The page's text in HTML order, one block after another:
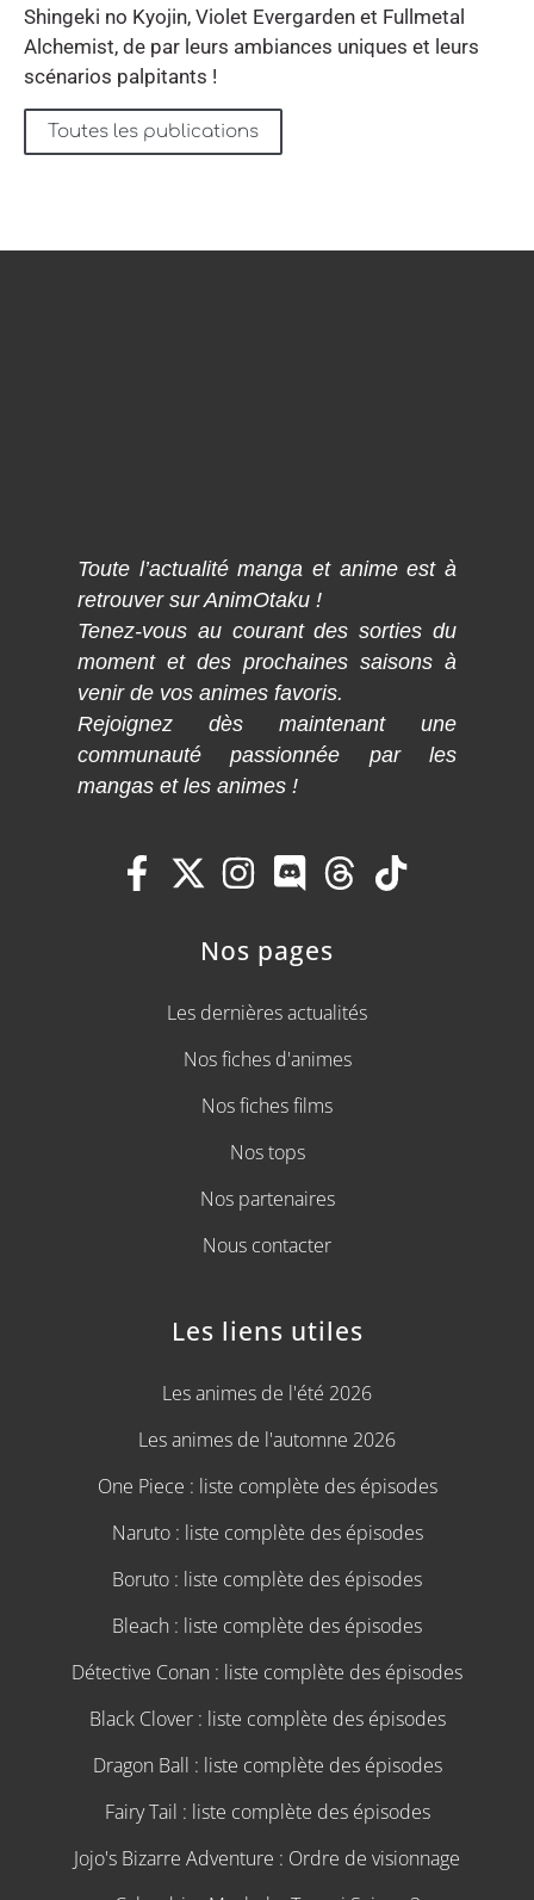
Shingeki no Kyojin, Violet Evergarden et Fullmetal
Alchemist, de par leurs ambiances uniques et leurs
scénarios palpitants !
Toutes les publications
Toute l’actualité manga et anime est à
retrouver sur AnimOtaku !
Tenez-vous au courant des sorties du
moment et des prochaines saisons à
venir de vos animes favoris.
Rejoignez dès maintenant une
communauté passionnée par les
mangas et les animes !
Nos pages
Les dernières actualités
Nos fiches d'animes
Nos fiches films
Nos tops
Nos partenaires
Nous contacter
Les liens utiles
Les animes de l'été 2026
Les animes de l'automne 2026
One Piece : liste complète des épisodes
Naruto : liste complète des épisodes
Boruto : liste complète des épisodes
Bleach : liste complète des épisodes
Détective Conan : liste complète des épisodes
Black Clover : liste complète des épisodes
Dragon Ball : liste complète des épisodes
Fairy Tail : liste complète des épisodes
Jojo's Bizarre Adventure : Ordre de visionnage